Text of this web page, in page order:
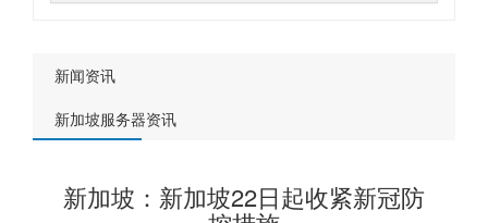
新闻资讯
新加坡服务器资讯
新加坡：新加坡22日起收紧新冠防